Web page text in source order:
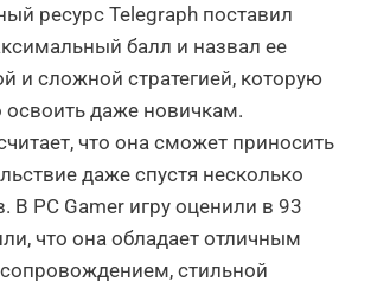
ресурс Telegraph поставил
балл и назвал ее
и сложной стратегией, которую
освоить даже новичкам.
что она сможет приносить
даже спустя несколько
В PC Gamer игру оценили в 93
что она обладает отличным
стильной